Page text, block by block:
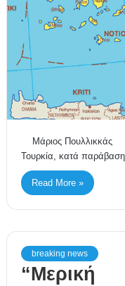
Μάριος Πουλλικκάς
Τουρκία, κατά
Read More »
breaking news
“Μερική